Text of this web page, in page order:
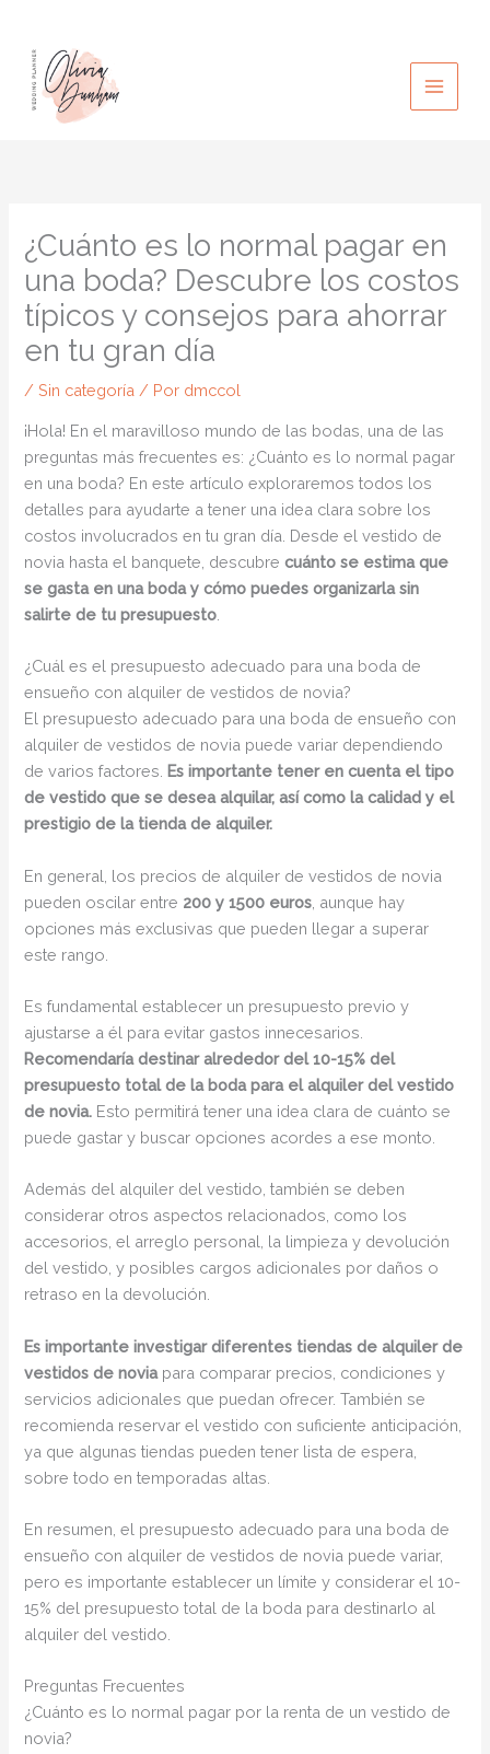
contenido
¿Cuánto es lo normal pagar en
una boda? Descubre los costos
típicos y consejos para ahorrar
en tu gran día
/Sin categoría / Por dmccol
¡Hola! En el maravilloso mundo de las bodas, una de las
preguntas más frecuentes es: ¿Cuánto es lo normal pagar
en una boda? En este artículo exploraremos todos los
detalles para ayudarte a tener una idea clara sobre los
costos involucrados en tu gran día. Desde el vestido de
novia hasta el banquete, descubrecuánto se estima que
se gasta en una boda y cómo puedes organizarla sin
salirte de tu presupuesto
¿Cuál es el presupuesto adecuado para una boda de
ensueño con alquiler de vestidos de novia?
El presupuesto adecuado para una boda de ensueño con
alquiler de vestidos de novia puede variar dependiendo
de varios factores. Es importante tener en cuenta el tipo
de vestido que se desea alquilar, así como la calidad y el
prestigio de la tienda de alquiler.
En general, los precios de alquiler de vestidos de novia
pueden oscilar entre 200 y 1500 euros , aunque hay
opciones más exclusivas que pueden llegar a superar
este rango.
Es fundamental establecer un presupuesto previo y
ajustarse a él para evitar gastos innecesarios.
Recomendaría destinar alrededor del 10-15% del
presupuesto total de la boda para el alquiler del vestido
de novia. Esto permitirá tener una idea clara de cuánto se
puede gastar y buscar opciones acordes a ese monto.
Además del alquiler del vestido, también se deben
considerar otros aspectos relacionados, como los
accesorios, el arreglo personal, la limpieza y devolución
del vestido, y posibles cargos adicionales por daños o
retraso en la devolución.
Es importante investigar diferentes tiendas de alquiler de
vestidos de noviapara comparar precios, condiciones y
servicios adicionales que puedan ofrecer. También se
recomienda reservar el vestido con suficiente anticipación,
ya que algunas tiendas pueden tener lista de espera,
sobre todo en temporadas altas.
En resumen, el presupuesto adecuado para una boda de
ensueño con alquiler de vestidos de novia puede variar,
pero es importante establecer un límite y considerar el 10-
15% del presupuesto total de la boda para destinarlo al
alquiler del vestido.
Preguntas Frecuentes
¿Cuánto es lo normal pagar por la renta de un vestido de
novia?